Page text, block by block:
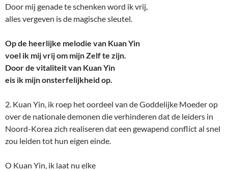
Door mij genade te schenken word ik vrij,
alles vergeven is de magische sleutel.
Op de heerlijke melodie van Kuan Yin
voel ik mij vrij om mijn Zelf te zijn.
Door de vitaliteit van Kuan Yin
eis ik mijn onsterfelijkheid op.
2. Kuan Yin, ik roep het oordeel van de Goddelijke Moeder op
over de nationale demonen die verhinderen dat de leiders in
Noord-Korea zich realiseren dat een gewapend conflict al snel
zou leiden tot hun eigen einde.
O Kuan Yin, ik laat nu elke